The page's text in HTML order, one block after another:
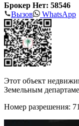
Брокер Нет: 58546
Вызов
WhatsApp
Этот объект
Земельным
Номер разрешения: